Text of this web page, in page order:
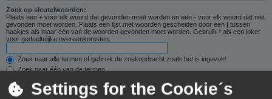
Zoek op sleutelwoorden:
Plaats een + voor elk woord dat gevonden moet worden en een - voor elk woord dat niet
gevonden moet worden. Plaats een lijst met woorden gescheiden door een
tussen
haakjes als maar één van de woorden gevonden moet worden. Gebruik * als een joker
voor gedeeltelijke overeenkomsten.
Zoek naar alle termen of gebruik de zoekopdracht zoals het is ingevuld
Zoek naar één van de termen
Zoek naar auteur:
Gebruik * als een joker voor gedeeltelijke overeenkomsten.
Settings for the Cookie´s